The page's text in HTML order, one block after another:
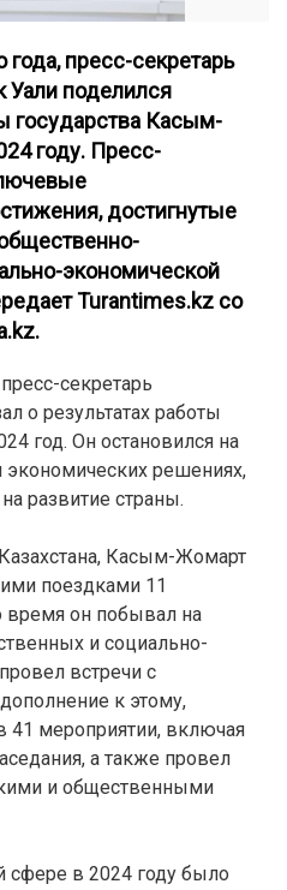
пресс-секретарь
Уали поделился
государства Касым-
году. Пресс-
достигнутые
экономической
Turantimes.kz со
секретарь
о результатах работы
год. Он остановился на
решениях,
развитие страны.
Касым-Жомарт
поездками 11
время он побывал на
и социально-
встречи с
к этому,
41 мероприятии, включая
а также провел
и общественными
сфере в 2024 году было